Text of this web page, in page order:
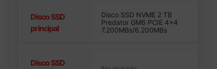
Disco SSD
principal
Disco SSD NVME 2 TB
Predator GM6 PCIE 4×4
7.200MBs/6.200MBs
Disco SSD